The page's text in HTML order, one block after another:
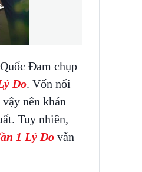
Đam chụp
Do. Vốn nổi
nên khán
Tuy nhiên,
1 Lý Dovẫn